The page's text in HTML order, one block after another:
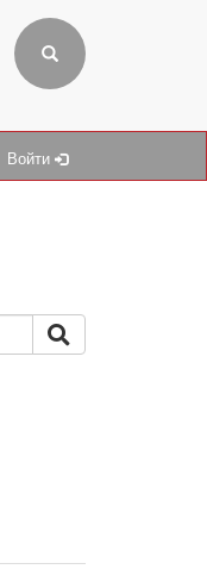
Войти